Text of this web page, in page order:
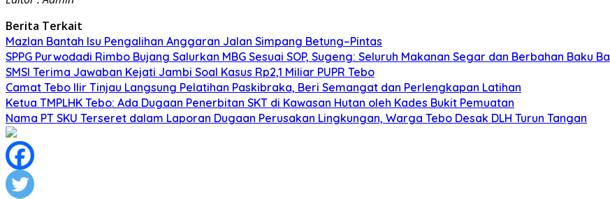
Berita Terkait
Mazlan Bantah Isu Pengalihan Anggaran Jalan Simpang Betung–Pintas
SPPG Purwodadi Rimbo Bujang Salurkan MBG Sesuai SOP, Sugeng: Seluruh Makanan Segar dan Berbahan Baku
SMSI Terima Jawaban Kejati Jambi Soal Kasus Rp2,1 Miliar PUPR Tebo
Camat Tebo Ilir Tinjau Langsung Pelatihan Paskibraka, Beri Semangat dan Perlengkapan Latihan
Ketua TMPLHK Tebo: Ada Dugaan Penerbitan SKT di Kawasan Hutan oleh Kades Bukit Pemuatan
Nama PT SKU Terseret dalam Laporan Dugaan Perusakan Lingkungan, Warga Tebo Desak DLH Turun Tangan